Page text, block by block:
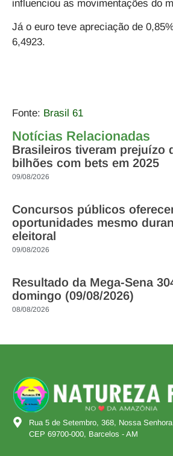
influenciou as movimentações do
Já o euro teve apreciação de
6,4923.
Fonte: Brasil 61
Notícias Relacionadas
Brasileiros tiveram prejuízo
bilhões com bets em 2025
09/08/2026
Concursos públicos
oportunidades mesmo
eleitoral
09/08/2026
Resultado da Mega-Sena
domingo (09/08/2026)
08/08/2026
Rua 5 de Setembro, 368, Nossa
CEP 69700-000, Barcelos - AM